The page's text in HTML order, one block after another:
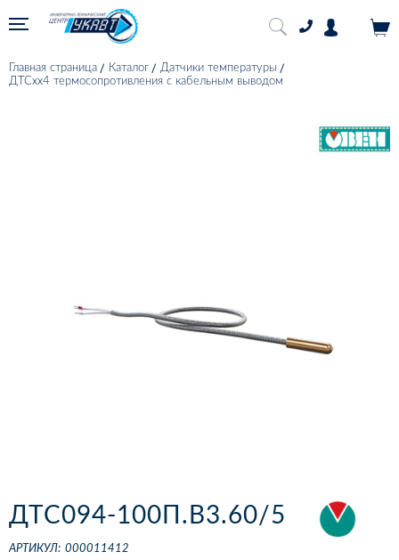
Главная страница Каталог
Датчики температуры
ДТСхх4 термосопротивления с кабельным выводом
ДТС094-100П.В3.60/5
АРТИКУЛ: 000011412